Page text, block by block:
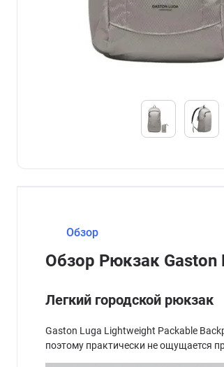
Обзор
Обзор Рюкзак Gaston
Легкий городской рюкзак
Gaston Luga Lightweight Packable
поэтому практически не ощущается